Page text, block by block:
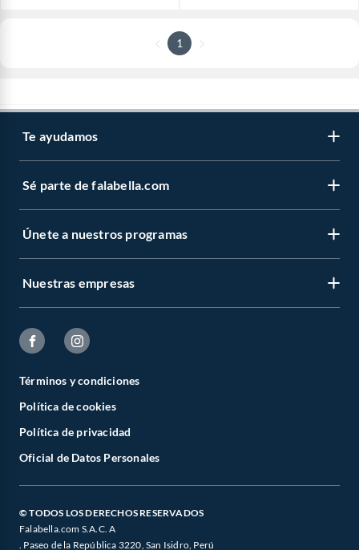
1
Te ayudamos
Sé parte de falabella.com
Únete a nuestros programas
Nuestras empresas
Términos y condiciones
Política de cookies
Política de privacidad
Oficial de Datos Personales
© TODOS LOS DERECHOS RESERVADOS
Falabella.com S.A.C. A
. Paseo de la República 3220, San Isidro, Perú